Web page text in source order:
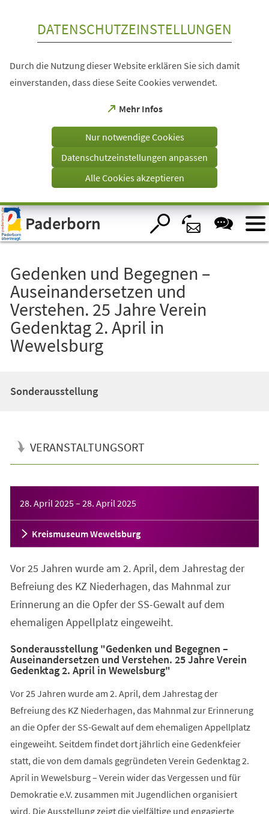
Visuelle
Assistenzsoftware
öffnen.
DATENSCHUTZEINSTELLUNGEN
Durch die Nutzung dieser Website erklären Sie sich damit
einverstanden, dass diese Seite Cookies verwendet.
Mehr Infos
(Öffnet
einem
Tab)
Nur notwendige Cookies
Datenschutzeinstellungen anpassen
Alle Cookies akzeptieren
Paderborn
Gedenken und Begegnen –
Auseinandersetzen und
Verstehen. 25 Jahre Verein
Gedenktag 2. April in
Wewelsburg
Sonderausstellung
VERANSTALTUNGSORT
28. April 2025– 28. April 2025
Kreismuseum Wewelsburg
Vor 25 Jahren wurde am 2. April, dem Jahrestag der
Befreiung des KZ Niederhagen, das Mahnmal zur
Erinnerung an die Opfer der SS-Gewalt auf dem
ehemaligen Appellplatz eingeweiht.
Sonderausstellung "Gedenken und Begegnen –
Auseinandersetzen und Verstehen. 25 Jahre Verein
Gedenktag 2. April in Wewelsburg"
Vor 25 Jahren wurde am 2. April, dem Jahrestag der
Befreiung des KZ Niederhagen, das Mahnmal zur Erinnerung
an die Opfer der SS-Gewalt auf dem ehemaligen Appellplatz
eingeweiht. Seitdem findet dort jährlich eine Gedenkfeier
statt, die von dem damals gegründeten Verein Gedenktag 2.
April in Wewelsburg – Verein wider das Vergessen und für
Demokratie e.V. zusammen mit Jugendlichen organisiert
wird. Die Ausstellung zeigt die vielfältige und engagierte